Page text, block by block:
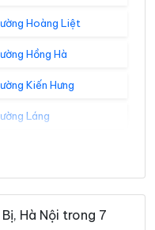
Hoàng Liệt
Hồng Hà
Kiến Hưng
Láng
Ngọc Hà
Phú Diễn
Hà Nội trong 7